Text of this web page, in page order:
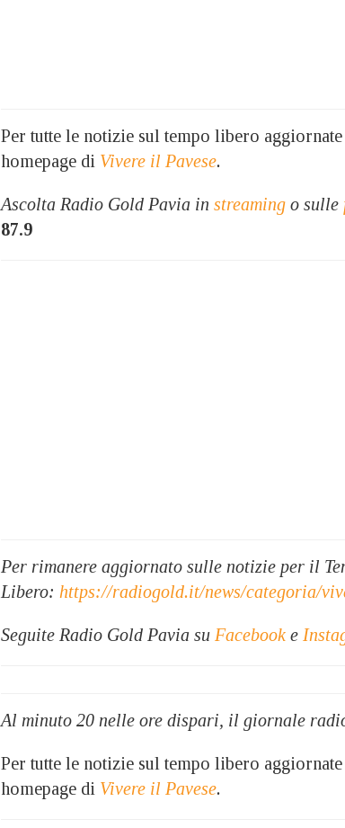
Per tutte le notizie sul tempo libero
homepage di Vivere il Pavese.
Ascolta Radio Gold Pavia in streaming o sulle
87.9
Per rimanere aggiornato sulle notizie per il
Libero: https://radiogold.it/news/categoria/
Seguite Radio Gold Pavia su Facebook e
Al minuto 20 nelle ore dispari, il giornale
Per tutte le notizie sul tempo libero
homepage di Vivere il Pavese.